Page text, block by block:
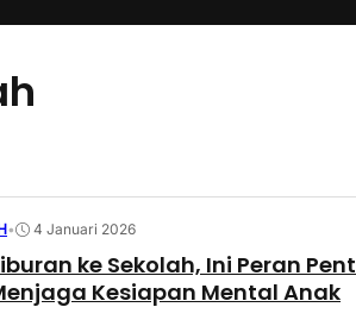
• 4 Januari 2026
ke Sekolah, Ini Peran
Kesiapan Mental Anak